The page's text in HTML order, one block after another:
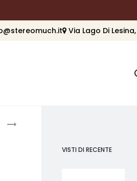
Via Lago Di
VISTI DI RECENTE